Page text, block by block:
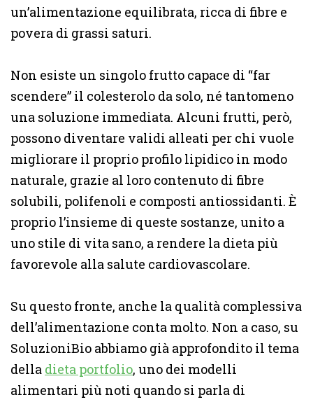
un’alimentazione equilibrata, ricca di fibre e
povera di grassi saturi.
Non esiste un singolo frutto capace di “far
scendere” il colesterolo da solo, né tantomeno
una soluzione immediata. Alcuni frutti, però,
possono diventare validi alleati per chi vuole
migliorare il proprio profilo lipidico in modo
naturale, grazie al loro contenuto di fibre
solubili, polifenoli e composti antiossidanti. È
proprio l’insieme di queste sostanze, unito a
uno stile di vita sano, a rendere la dieta più
favorevole alla salute cardiovascolare.
Su questo fronte, anche la qualità complessiva
dell’alimentazione conta molto. Non a caso, su
SoluzioniBio abbiamo già approfondito il tema
della dieta portfolio, uno dei modelli
alimentari più noti quando si parla di